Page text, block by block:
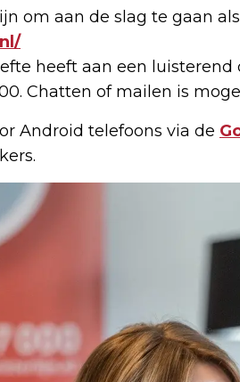
om aan de slag te gaan
heeft aan een
Chatten of mailen is
Android telefoons via de